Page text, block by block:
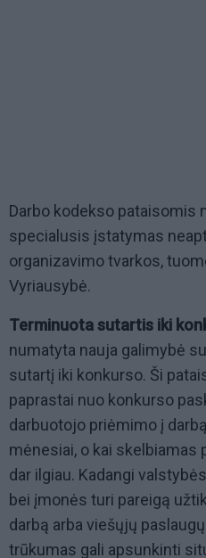
Darbo kodekso pataisomis
specialusis įstatymas
organizavimo tvarkos,
Vyriausybė.
Terminuota sutartis iki
numatyta nauja galimybė
sutartį iki konkurso. Ši
paprastai nuo konkurso
darbuotojo priėmimo į
mėnesiai, o kai skelbiamas
dar ilgiau. Kadangi
bei įmonės turi pareigą
darbą arba viešųjų
trūkumas gali apsunkinti